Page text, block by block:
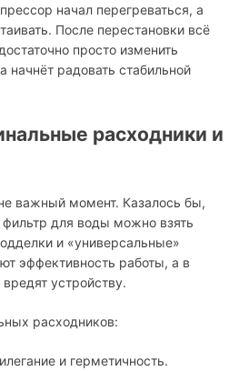
начал перегреваться, а
После перестановки всё
просто изменить
начнёт радовать стабильной
расходники и
важный момент. Казалось бы,
для воды можно взять
и «универсальные»
эффективность работы, а в
устройству.
расходников:
и герметичность.